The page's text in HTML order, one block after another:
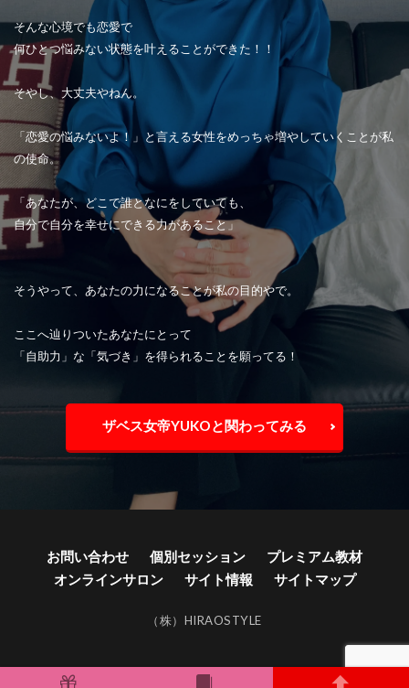
そんな心境でも恋愛で
何ひとつ悩みない状態を叶えることができた！！
そやし、大丈夫やねん。
「恋愛の悩みないよ！」と言える女性をめっちゃ増やしていくことが私
の使命。
「あなたが、どこで誰となにをしていても、
自分で自分を幸せにできる力があること」
そうやって、あなたの力になることが私の目的やで。
ここへ辿りついたあなたにとって
「自助力」な「気づき」を得られることを願ってる！
ザベス女帝YUKOと関わってみる
お問い合わせ 個別セッション
プレミアム教材
オンラインサロン
サイト情報 サイトマップ
（株）HIRAOSTYLE